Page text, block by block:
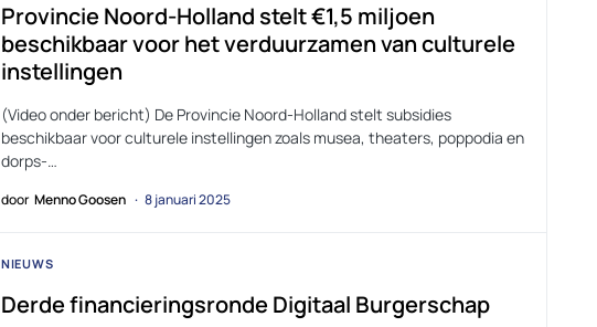
Provincie Noord-Holland stelt €1,5 miljoen
beschikbaar voor het verduurzamen van culturele
instellingen
(Video onder bericht) De Provincie Noord-Holland stelt subsidies
beschikbaar voor culturele instellingen zoals musea, theaters, poppodia en
dorps-…
door Menno Goosen 8 januari 2025
NIEUWS
Derde financieringsronde Digitaal Burgerschap